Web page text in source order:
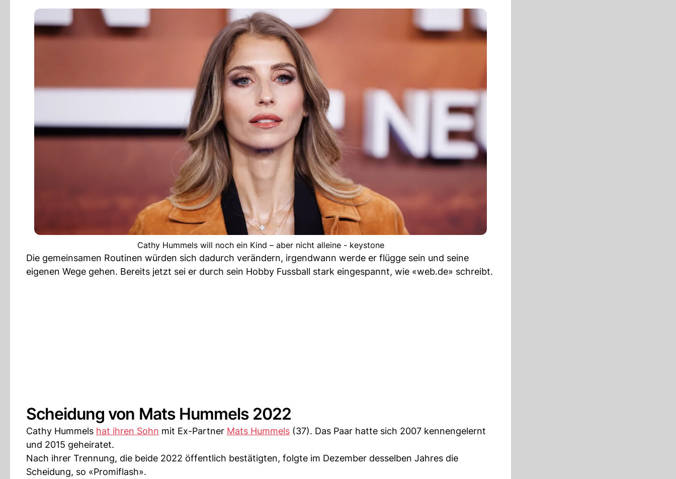
Cathy Hummels will noch ein Kind – aber nicht alleine - keystone
Die gemeinsamen Routinen würden sich dadurch verändern, irgendwann werde er flügge sein und seine
eigenen Wege gehen. Bereits jetzt sei er durch sein Hobby Fussball stark eingespannt, wie «web.de» schreibt.
Scheidung von Mats Hummels 2022
Cathy Hummels hat ihren Sohn mit Ex-Partner Mats Hummels (37). Das Paar hatte sich 2007 kennengelernt
und 2015 geheiratet.
Nach ihrer Trennung, die beide 2022 öffentlich bestätigten, folgte im Dezember desselben Jahres die
Scheidung, so «Promiflash».